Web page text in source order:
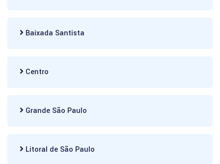
Baixada Santista
Centro
Grande São Paulo
Litoral de São Paulo